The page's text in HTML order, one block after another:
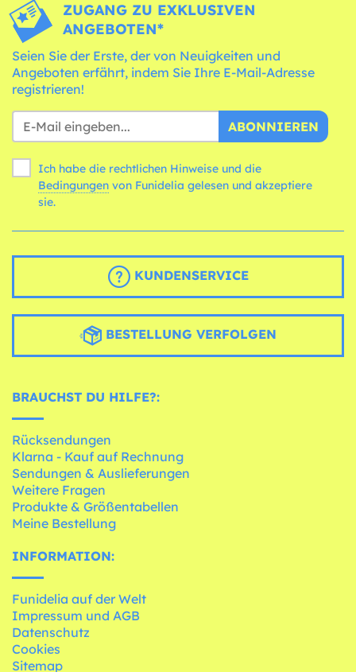
ZUGANG ZU EXKLUSIVEN
ANGEBOTEN*
Seien Sie der Erste, der von Neuigkeiten und
Angeboten erfährt, indem Sie Ihre E-Mail-Adresse
registrieren!
ABONNIEREN
Ich habe die rechtlichen Hinweise und die
Bedingungen
sie.
KUNDENSERVICE
BESTELLUNG VERFOLGEN
BRAUCHST DU HILFE?:
Rücksendungen
Klarna - Kauf auf Rechnung
Sendungen & Auslieferungen
Weitere Fragen
Produkte & Größentabellen
Meine Bestellung
INFORMATION:
Funidelia auf der Welt
Impressum und AGB
Datenschutz
Cookies
Sitemap